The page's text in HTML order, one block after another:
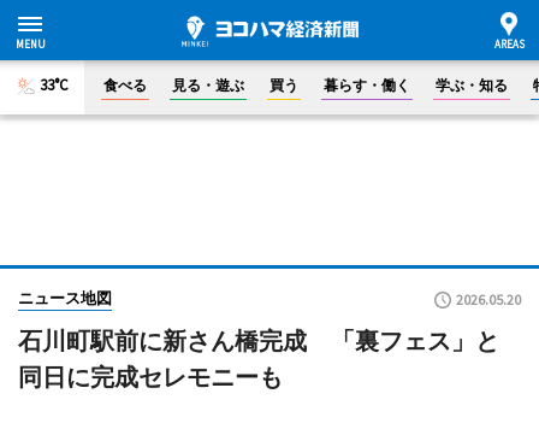
33°C 食べる 見る・遊ぶ 買う 暮らす・働く 学ぶ・知る
ニュース地図 2026.05.20
石川町駅前に新さん橋完成 「裏フェス」と
同日に完成セレモニーも